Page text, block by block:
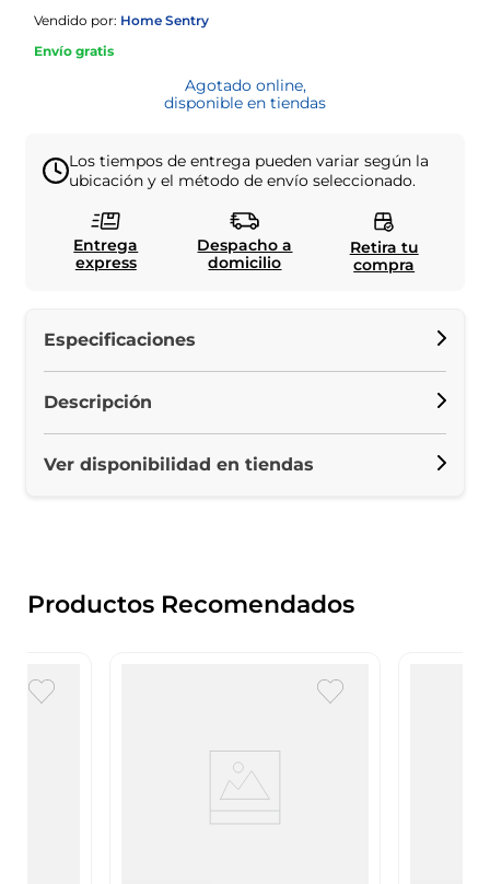
Vendido por: Home Sentry
Envío gratis
Agotado online,
disponible en tiendas
Los tiempos de entrega pueden variar según la
ubicación y el método de envío seleccionado.
Entrega
express
Despacho a
domicilio
Retira tu
compra
Especificaciones
Descripción
Ver disponibilidad en tiendas
Productos Recomendados